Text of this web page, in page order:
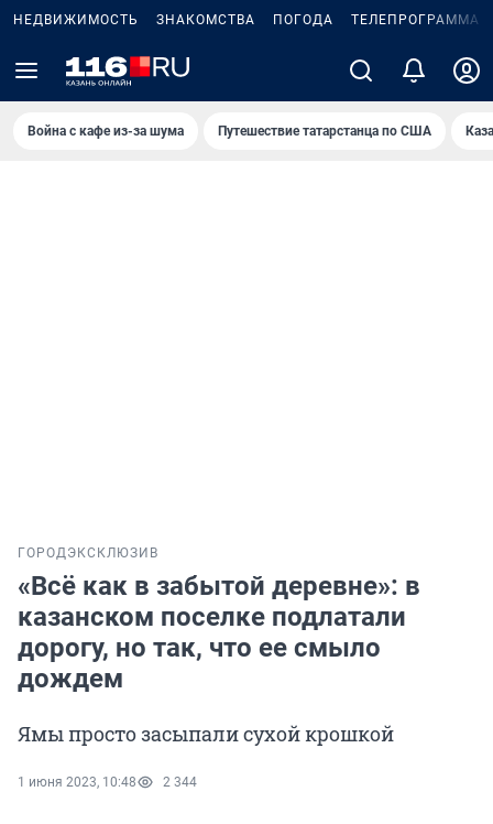
НЕДВИЖИМОСТЬ ЗНАКОМСТВА ПОГОДА ТЕЛЕПРОГРАММА
Война с кафе из-за шума Путешествие татарстанца по США
ГОРОДЭКСКЛЮЗИВ
«Всё как в забытой деревне»: в
казанском поселке подлатали
дорогу, но так, что ее смыло
дождем
Ямы просто засыпали сухой крошкой
1 июня 2023, 10:48 2 344